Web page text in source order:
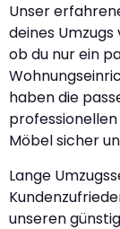
Unser
deines
ob du nur ein
haben die
Möbel sicher
Lange
unseren